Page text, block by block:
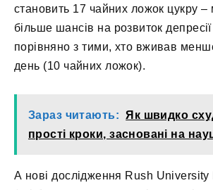
становить 17 чайних ложок цукру
більше шансів на розвиток
порівняно з тими, хто вживав
день (10 чайних ложок).
Зараз читають: Як швидко
прості кроки, засновані на
А нові дослідження Rush